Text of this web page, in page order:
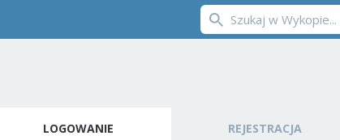
LOGOWANIE REJESTRACJA